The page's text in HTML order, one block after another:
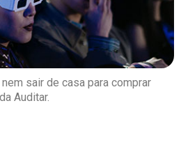
sair de casa para comprar
Auditar.